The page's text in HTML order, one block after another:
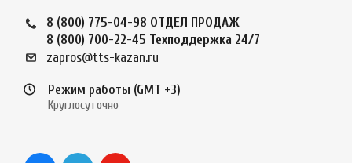
8 (800) 775-04-98 ОТДЕЛ ПРОДАЖ
8 (800) 700-22-45 Техподдержка 24/7
zapros@tts-kazan.ru
Режим работы (GMT +3)
Круглосуточно